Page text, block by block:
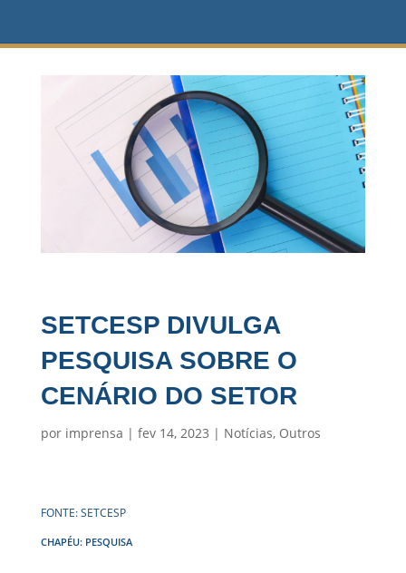
SETCESP DIVULGA
PESQUISA SOBRE O
CENÁRIO DO SETOR
por imprensa | fev 14, 2023 | Notícias, Outros
FONTE: SETCESP
CHAPÉU: PESQUISA